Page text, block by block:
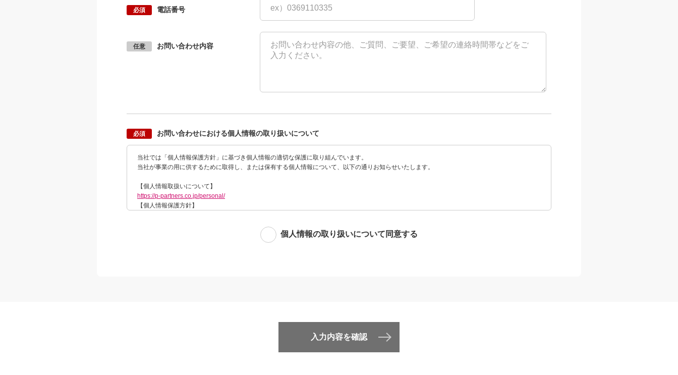
電話番号
お問い合わせ内容
お問い合わせにおける個人情報の取り扱いについて
当社では「個人情報保護方針」に基づき個人情報の適切な保護に取り組んでいます。
当社が事業の用に供するために取得し、または保有する個人情報について、以下の通りお知らせいたします。
【個人情報取扱いについて】
https://p-partners.co.jp/personal/
【個人情報保護方針】
個人情報の取り扱いについて同意する